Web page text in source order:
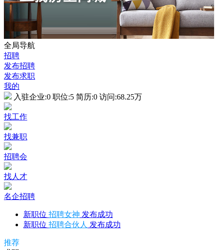
全局导航
招聘
发布招聘
发布求职
我的
入驻企业:0 职位:5 简历:0 访问:68.25万
找工作
找兼职
招聘会
找人才
名企招聘
新职位 招聘女神 发布成功
新职位 招聘合伙人 发布成功
推荐